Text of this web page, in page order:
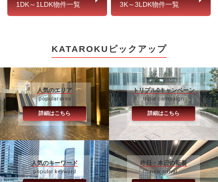
1DK～1LDK物件一覧
3K～3LDK物件一覧
KATAROKUピックアップ
人気のエリア
popular area
詳細はこちら
トリプル0キャンペーン
triple campaign
詳細はこちら
人気のキーワード
popular keyword
昨日・本日の新着
new arrival